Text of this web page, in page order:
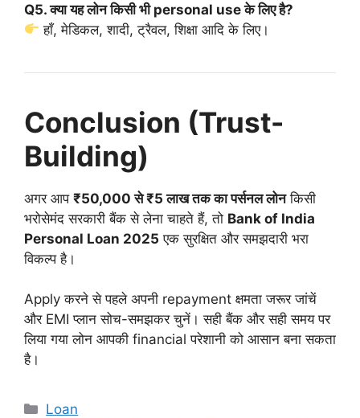
Q5. क्या यह लोन किसी भी personal use के लिए है?
हाँ, मेडिकल, शादी, ट्रैवल, शिक्षा आदि के लिए।
Conclusion (Trust-
Building)
अगर आप ₹50,000 से ₹5 लाख तक का पर्सनल लोनकिसी
भरोसेमंद सरकारी बैंक से लेना चाहते हैं, तो Bank of India
Personal Loan 2025 एक सुरक्षित और समझदारी भरा
विकल्प है।
Apply करने से पहले अपनी repayment क्षमता जरूर जांचें
और EMI प्लान सोच-समझकर चुनें। सही बैंक और सही समय पर
लिया गया लोन आपकी financial परेशानी को आसान बना सकता
है।
Categories
Loan